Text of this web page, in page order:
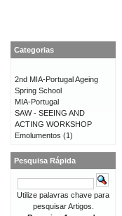
Categorias
2nd MIA-Portugal Ageing
Spring School
MIA-Portugal
SAW - SEEING AND
ACTING WORKSHOP
Emolumentos (1)
Pesquisa Rápida
Utilize palavras chave para
pesquisar Artigos.